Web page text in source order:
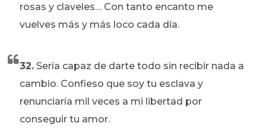
rosas y claveles… Con tanto encanto me
vuelves más y más loco cada día.
32. Sería capaz de darte todo sin recibir nada a
cambio. Confieso que soy tu esclava y
renunciaría mil veces a mi libertad por
conseguir tu amor.